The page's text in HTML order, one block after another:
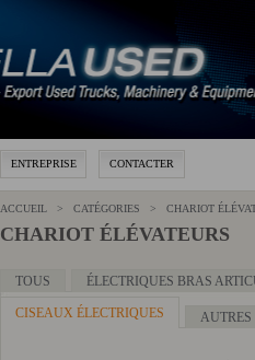
ENTREPRISE CONTACTER
ACCUEIL > CATÉGORIES > CHARIOT
CHARIOT ÉLÉVATEURS
TOUS ÉLECTRIQUES BRAS
CISEAUX ÉLECTRIQUES AUTRES